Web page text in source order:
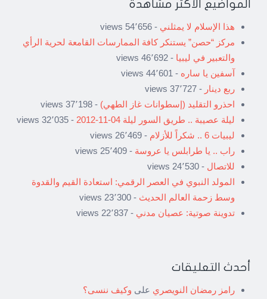
المواضيع الأكثر مشاهدة
هذا الإسلام لا يمثلني - 54٬656 views
مركز “حصن” يستنكر كافة الممارسات القامعة لحرية الرأي
والتعبير في ليبيا - 46٬692 views
آسفين يا ساره - 44٬601 views
ربع دينار - 37٬727 views
احذرو التقليد (إسطوانات غاز الطهي) - 37٬198 views
ليلة عصيبة .. طريق السور ليلة 04-11-2012
- 32٬035 views
ليبيات 6 .. شكراً للأزلام
- 26٬469 views
راب .. يا طرابلس يا عروسة - 25٬409 views
للاتصال - 24٬530 views
المولد النبوي في العصر الرقمي: استعادة القيم والقدوة
وسط زحمة العالم الحديث - 23٬300 views
تدوينة صوتية: عصيان مدني - 22٬837 views
أحدث التعليقات
رامز رمضان النويصري على وكيف ننسى؟